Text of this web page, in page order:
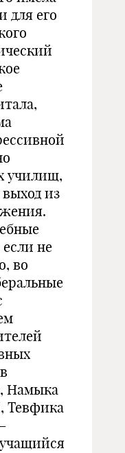
для его
училищ,
из
если не
во
Намыка
Тевфика